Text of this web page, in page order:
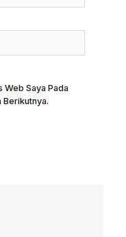
Web Saya Pada
Berikutnya.